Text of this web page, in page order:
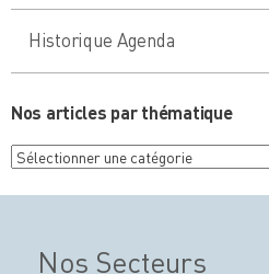
Historique Agenda
Nos articles par thématique
Nos
articles
Nos Secteurs